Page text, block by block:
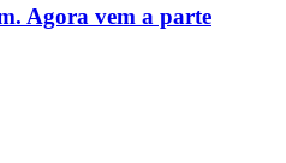
Agora vem a parte